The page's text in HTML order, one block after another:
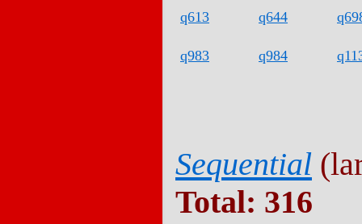
q613 q644
q983 q984
Sequential
Total: 316